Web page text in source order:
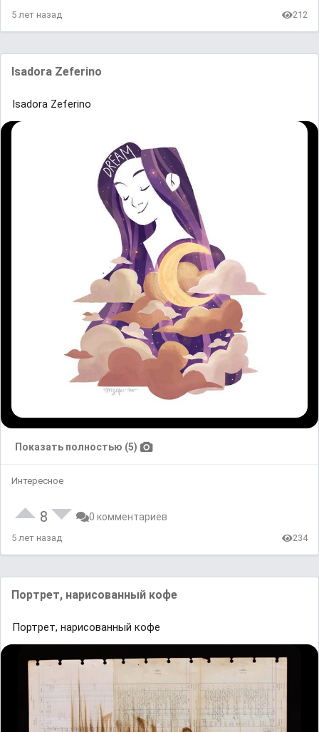
5 лет назад 212
Isadora Zeferino
Isadora Zeferino
Показать полностью (5)
Интересное
8 0 комментариев
5 лет назад 234
Портрет, нарисованный кофе
Портрет, нарисованный кофе